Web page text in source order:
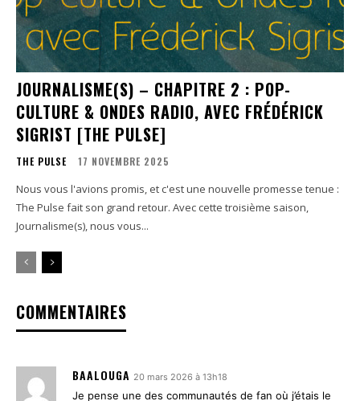
JOURNALISME(S) – CHAPITRE 2 : POP-
CULTURE & ONDES RADIO, AVEC FRÉDÉRICK
SIGRIST [THE PULSE]
THE PULSE 17 NOVEMBRE 2025
Nous vous l'avions promis, et c'est une nouvelle promesse tenue :
The Pulse fait son grand retour. Avec cette troisième saison,
Journalisme(s), nous vous...
COMMENTAIRES
BAALOUGA 20 mars 2026 à 13h18
Je pense une des communautés de fan où j’étais le